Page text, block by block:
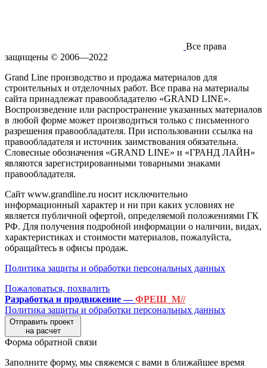
Все права
защищены © 2006—2022
Grand Line производство и продажа материалов для
строительных и отделочных работ. Все права на материалы
сайта принадлежат правообладателю «GRAND LINE».
Воспроизведение или распространение указанных материалов
в любой форме может производиться только с письменного
разрешения правообладателя. При использовании ссылка на
правообладателя и источник заимствования обязательна.
Словесные обозначения «GRAND LINE» и «ГРАНД ЛАЙН»
являются зарегистрированными товарными знаками
правообладателя.
Сайт www.grandline.ru носит исключительно
информационный характер и ни при каких условиях не
является публичной офертой, определяемой положениями ГК
РФ. Для получения подробной информации о наличии, видах,
характеристиках и стоимости материалов, пожалуйста,
обращайтесь в офисы продаж.
Политика защиты и обработки персональных данных
Пожаловаться, похвалить
Разработка и продвижение —ФРЕШ_М//
Политика защиты и обработки персональных данных
Отправить проект
на расчет
Форма обратной связи
Заполните форму, мы свяжемся с вами в ближайшее время